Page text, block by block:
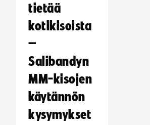
tietää
kotikisoista
–
Salibandyn
MM-kisojen
käytännön
kysymykset